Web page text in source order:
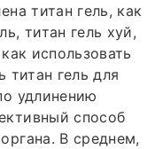
титан гель, как
титан гель хуй,
использовать
титан гель для
удлинению
способ
В среднем,